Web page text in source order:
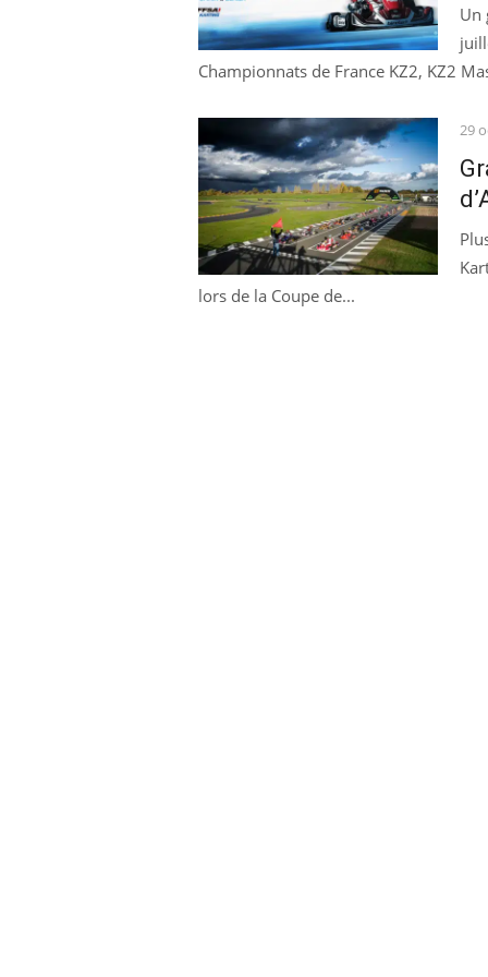
Un
Championnats de France KZ2, KZ2
29
lors de la Coupe de...